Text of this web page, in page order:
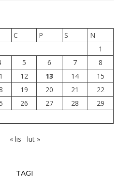
C P S
N
1
5 6 7
8
12 13 14
15
19 20 21
22
26 27 28
29
« lis lut »
TAGI